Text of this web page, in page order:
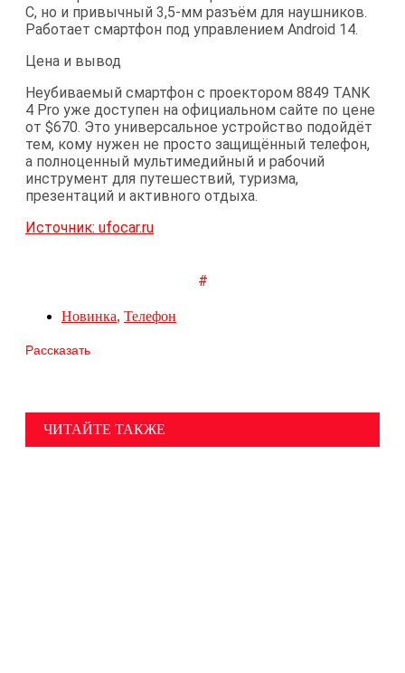
C, но и привычный 3,5-мм разъём для наушников.
Работает смартфон под управлением Android 14.
Цена и вывод
Неубиваемый смартфон с проектором 8849 TANK
4 Pro уже доступен на официальном сайте по цене
от $670. Это универсальное устройство подойдёт
тем, кому нужен не просто защищённый телефон,
а полноценный мультимедийный и рабочий
инструмент для путешествий, туризма,
презентаций и активного отдыха.
Источник: ufocar.ru
#
Новинка, Телефон
Рассказать
ЧИТАЙТЕ ТАКЖЕ